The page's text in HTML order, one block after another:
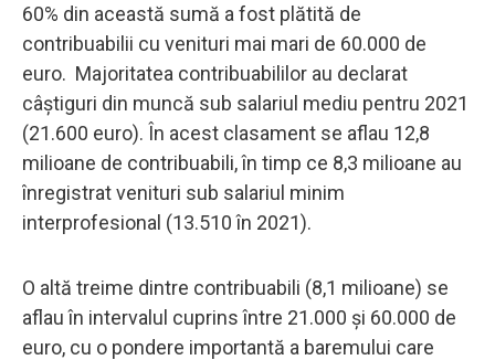
60% din această sumă a fost plătită de
contribuabilii cu venituri mai mari de 60.000 de
euro. Majoritatea contribuabililor au declarat
câștiguri din muncă sub salariul mediu pentru 2021
(21.600 euro). În acest clasament se aflau 12,8
milioane de contribuabili, în timp ce 8,3 milioane au
înregistrat venituri sub salariul minim
interprofesional (13.510 în 2021).
O altă treime dintre contribuabili (8,1 milioane) se
aflau în intervalul cuprins între 21.000 și 60.000 de
euro, cu o pondere importantă a baremului care